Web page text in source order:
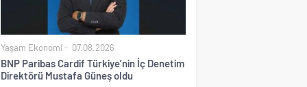
Yaşam Ekonomi 07.08.2026
BNP Paribas Cardif Türkiye’nin İç Denetim
Direktörü Mustafa Güneş oldu